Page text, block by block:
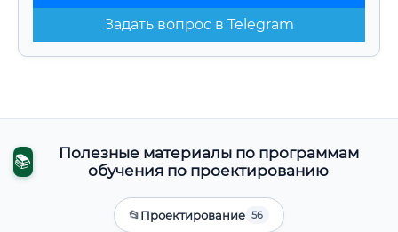
Задать вопрос в Telegram
📚
Полезные материалы по программам
обучения по проектированию
📂Проектирование 56